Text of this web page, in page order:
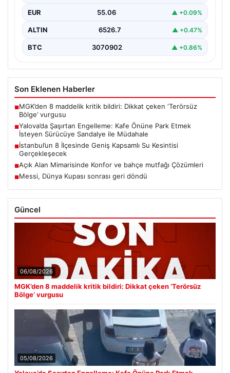
EUR 55.06 ▲ +0.09%
ALTIN 6526.7 ▲ +0.47%
BTC 3070902 ▲ +0.86%
Son Eklenen Haberler
■MGK’den 8 maddelik kritik bildiri: Dikkat çeken ‘Terörsüz
Bölge’ vurgusu
■Yalova’da Şaşırtan Engelleme: Kafe Önüne Park Etmek
İsteyen Sürücüye Sandalye ile Müdahale
■İstanbul’un 8 İlçesinde Geniş Kapsamlı Su Kesintisi
Gerçekleşecek
■Açık Alan Mimarisinde Konfor ve bahçe mutfağı Çözümleri
■Messi, Dünya Kupası sonrası geri döndü
Güncel
06/08/2026
MGK’den 8 maddelik kritik bildiri: Dikkat çeken ‘Terörsüz
Bölge’ vurgusu
05/08/2026